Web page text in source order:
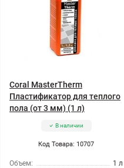
Coral MasterTherm
Пластификатор для теплого
пола (от 3 мм) (1 л)
В наличии
Код Товара: 10707
Объем:
1 л